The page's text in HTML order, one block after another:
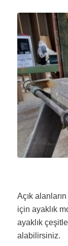
Açık
için ayaklık
ayaklık
alabilirsiniz.